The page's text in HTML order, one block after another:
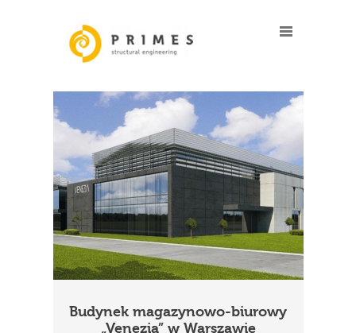
Budynek magazynowo-biurowy
„Venezia” w Warszawie